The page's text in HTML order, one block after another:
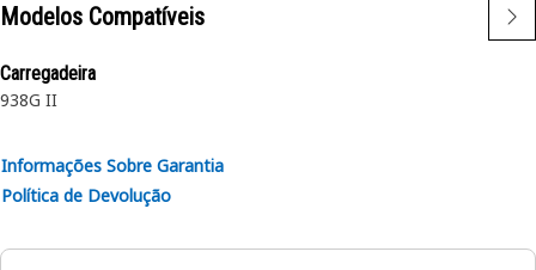
Modelos Compatíveis
Carregadeira
938G II
Informações Sobre Garantia
Política de Devolução